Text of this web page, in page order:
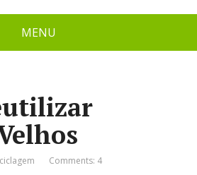
MENU
Comments: 4